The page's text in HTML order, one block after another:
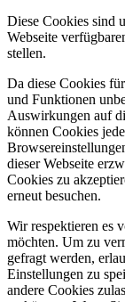
Diese Cookies sind
Webseite
stellen.
Da diese Cookies
und Funktionen
Auswirkungen auf
können Cookies
dieser Webseite
Cookies zu
erneut besuchen.
Wir respektieren es
möchten. Um zu
gefragt werden,
Einstellungen zu
andere Cookies